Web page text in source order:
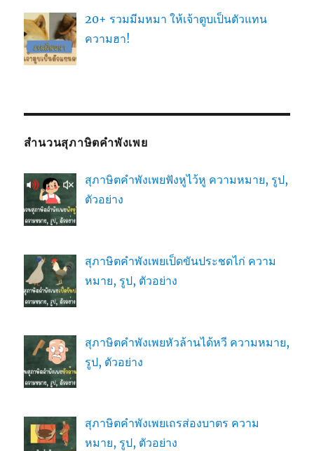
20+ รวมมีมหมา ให้เจ้าตูบเป็นตัวแทน
ความฮา!
สำนวนสุภาษิตคำพังเพย
สุภาษิตคำพังเพยฟังหูไว้หู ความหมาย, รูป,
ตัวอย่าง
สุภาษิตคำพังเพยเป็ดขันประชดไก่ ความ
หมาย, รูป, ตัวอย่าง
สุภาษิตคำพังเพยหัวล้านได้หวี ความหมาย,
รูป, ตัวอย่าง
สุภาษิตคำพังเพยเถรส่องบาตร ความ
หมาย, รูป, ตัวอย่าง